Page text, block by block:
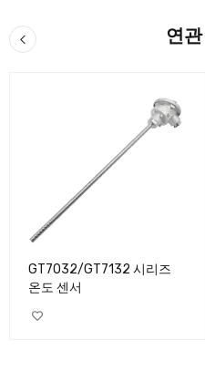
연
GT7032/GT7132 시리즈
온도 센서